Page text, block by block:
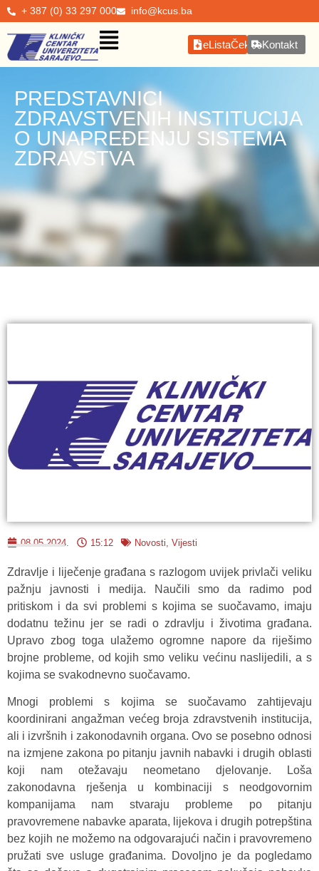
+ 387 (0) 33 297 000 info@kcus.ba
eListaČekanjaKontakt
PREDSTAVNICI
ZDRAVSTVENIH INSTITUCIJA
O UNAPREĐENJU SISTEMA
ZDRAVSTVA
08.05.2024. 15:12 Novosti Vijesti
Zdravlje i liječenje građana s razlogom uvijek privlači veliku
pažnju javnosti i medija. Naučili smo da radimo pod
pritiskom i da svi problemi s kojima se suočavamo, imaju
dodatnu težinu jer se radi o zdravlju i životima građana.
Upravo zbog toga ulažemo ogromne napore da riješimo
brojne probleme, od kojih smo veliku većinu naslijedili, a s
kojima se svakodnevno suočavamo.
Mnogi problemi s kojima se suočavamo zahtijevaju
koordinirani angažman većeg broja zdravstvenih institucija,
ali i izvršnih i zakonodavnih organa. Ovo se posebno odnosi
na izmjene zakona po pitanju javnih nabavki i drugih oblasti
koji nam otežavaju neometano djelovanje. Loša
zakonodavna rješenja u kombinaciji s neodgovornim
kompanijama nam stvaraju probleme po pitanju
pravovremene nabavke aparata, lijekova i drugih potrepština
bez kojih ne možemo na odgovarajući način i pravovremeno
pružati sve usluge građanima. Dovoljno je da pogledamo